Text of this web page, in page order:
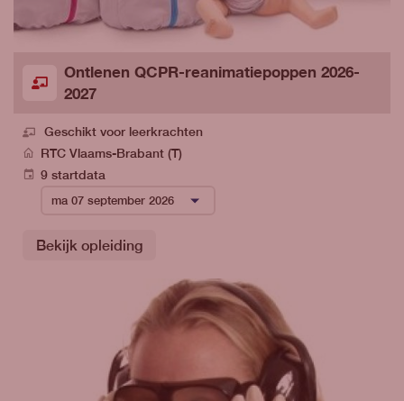
Ontlenen QCPR-reanimatiepoppen 2026-
2027
Geschikt voor leerkrachten
RTC Vlaams-Brabant (T)
9 startdata
Bekijk opleiding